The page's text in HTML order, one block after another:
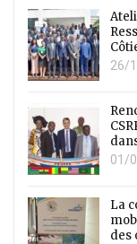
26/
01/
La
des